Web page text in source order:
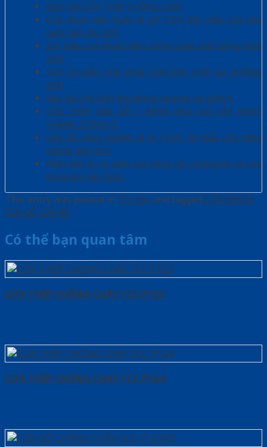
BÁO GIÁ CỬA THÉP CHỐNG CHÁY
Cửa nhựa Hàn Quốc là gì? TOP 30+ mẫu cửa hàn
quốc hiện đại 2021
20+ Mẫu cửa thoát hiểm chống cháy chất lượng nhất
2021
TOP 20 MẪU CỬA NHÀ TẮM ĐẸP HỢP XU HƯỚNG
2021
Báo giá cửa cách âm phòng karaoke tại quận 8
CỬA THÉP VÂN GỖ | BẢNG BÁO GIÁ CẬP NHẬT
THÁNG【7/2021】
Cửa gỗ công nghiệp là gì ?.TOP 20 mẫu cửa công
nghiệp đẹp 2021
Phân biệt & so sánh cửa nhựa gỗ composite và cửa
nhựa abs Hàn Quốc
This entry was posted in Tin tức and tagged CỬA NHỰA
GIẢ GỖ GIÁ RẺ.
Có thể bạn quan tâm
CỬA THÉP CHỐNG CHÁY TCC P1G3
CỬA THÉP CHỐNG CHÁY TCC P1G4